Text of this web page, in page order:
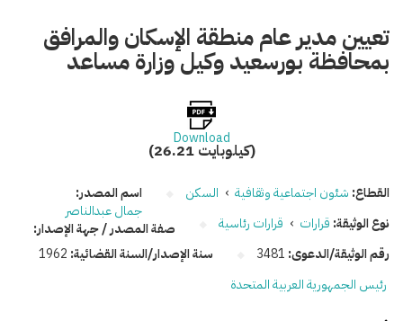
تعيين مدير عام منطقة الإسكان والمرافق
بمحافظة بورسعيد وكيل وزارة مساعد
Download
(26.21 كيلوبايت)
القطاع: شئون اجتماعية وثقافية › السكن
نوع الوثيقة: قرارات › قرارات رئاسية
رقم الوثيقة/الدعوى: 3481 سنة الإصدار/السنة القضائية: 1962
اسم المصدر:
جمال عبدالناصر
صفة المصدر / جهة الإصدار:
رئيس الجمهورية العربية المتحدة